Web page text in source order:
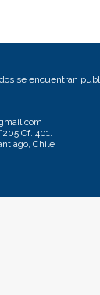
se encuentran
Of. 401.
Chile